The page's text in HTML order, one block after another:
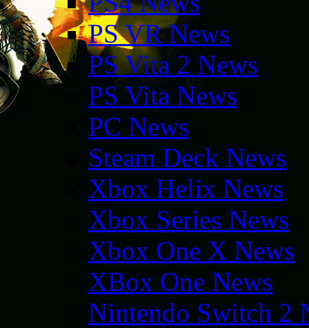
PS VR News
PS Vita 2 News
PS Vita News
PC News
Steam Deck News
Xbox Helix News
Xbox Series News
Xbox One X News
XBox One News
Nintendo Switch 2